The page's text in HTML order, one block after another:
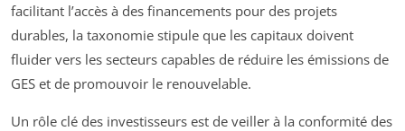
facilitant l’accès à des financements pour des projets
durables, la taxonomie stipule que les capitaux doivent
fluider vers les secteurs capables de réduire les émissions de
GES et de promouvoir le renouvelable.
Un rôle clé des investisseurs est de veiller à la conformité des